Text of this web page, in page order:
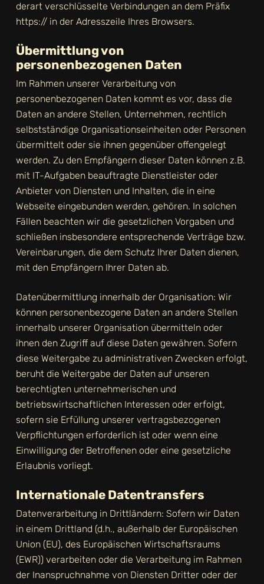
derart verschlüsselte Verbindungen an dem Präfix
https:// in der Adresszeile Ihres Browsers.
Übermittlung von
personenbezogenen Daten
Im Rahmen unserer Verarbeitung von
personenbezogenen Daten kommt es vor, dass die
Daten an andere Stellen, Unternehmen, rechtlich
selbstständige Organisationseinheiten oder Personen
übermittelt oder sie ihnen gegenüber offengelegt
werden. Zu den Empfängern dieser Daten können z.B.
mit IT-Aufgaben beauftragte Dienstleister oder
Anbieter von Diensten und Inhalten, die in eine
Webseite eingebunden werden, gehören. In solchen
Fällen beachten wir die gesetzlichen Vorgaben und
schließen insbesondere entsprechende Verträge bzw.
Vereinbarungen, die dem Schutz Ihrer Daten dienen,
mit den Empfängern Ihrer Daten ab.
Datenübermittlung innerhalb der Organisation: Wir
können personenbezogene Daten an andere Stellen
innerhalb unserer Organisation übermitteln oder
ihnen den Zugriff auf diese Daten gewähren. Sofern
diese Weitergabe zu administrativen Zwecken erfolgt,
beruht die Weitergabe der Daten auf unseren
berechtigten unternehmerischen und
betriebswirtschaftlichen Interessen oder erfolgt,
sofern sie Erfüllung unserer vertragsbezogenen
Verpflichtungen erforderlich ist oder wenn eine
Einwilligung der Betroffenen oder eine gesetzliche
Erlaubnis vorliegt.
Internationale Datentransfers
Datenverarbeitung in Drittländern: Sofern wir Daten
in einem Drittland (d.h., außerhalb der Europäischen
Union (EU), des Europäischen Wirtschaftsraums
(EWR)) verarbeiten oder die Verarbeitung im Rahmen
der Inanspruchnahme von Diensten Dritter oder der